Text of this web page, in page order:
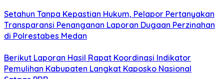
Setahun Tanpa Kepastian Hukum, Pelapor Pertanyakan
Transparansi Penanganan Laporan Dugaan Perzinahan
di Polrestabes Medan
Berikut Laporan Hasil Rapat Koordinasi Indikator
Pemulihan Kabupaten Langkat Kaposko Nasional